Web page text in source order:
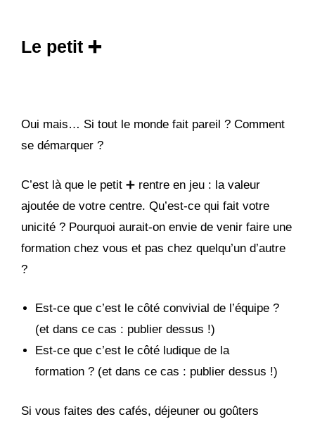
Le petit ➕
Oui mais… Si tout le monde fait pareil ? Comment
se démarquer ?
C’est là que le petit ➕ rentre en jeu : la valeur
ajoutée de votre centre. Qu’est-ce qui fait votre
unicité ? Pourquoi aurait-on envie de venir faire une
formation chez vous et pas chez quelqu’un d’autre
?
Est-ce que c’est le côté convivial de l’équipe ?
(et dans ce cas : publier dessus !)
Est-ce que c’est le côté ludique de la
formation ? (et dans ce cas : publier dessus !)
Si vous faites des cafés, déjeuner ou goûters